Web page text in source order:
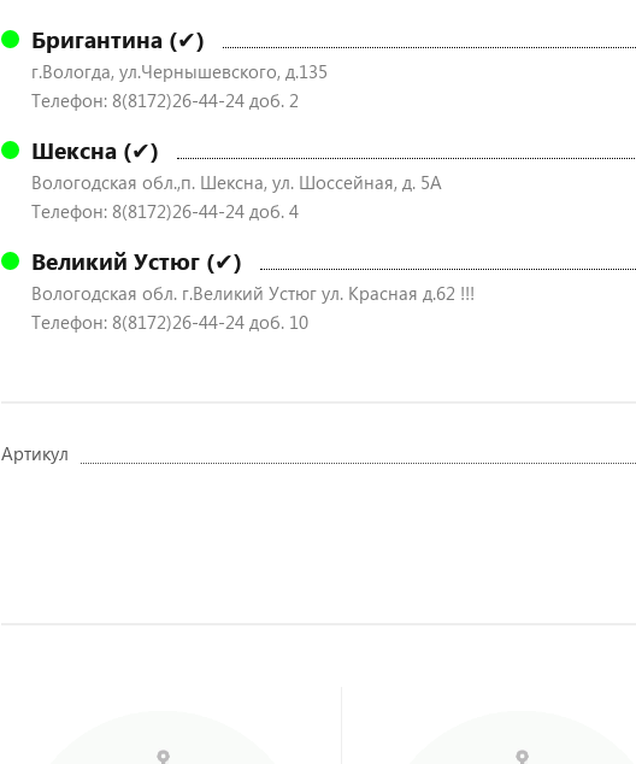
Бригантина (✔)
г.Вологда, ул.Чернышевского, д.135
Телефон: 8(8172)26-44-24 доб. 2
Шексна (✔)
Вологодская обл.,п. Шексна, ул. Шоссейная, д. 5А
Телефон: 8(8172)26-44-24 доб. 4
Великий Устюг (✔)
Вологодская обл. г.Великий Устюг ул. Красная д.62 !!!
Телефон: 8(8172)26-44-24 доб. 10
Артикул